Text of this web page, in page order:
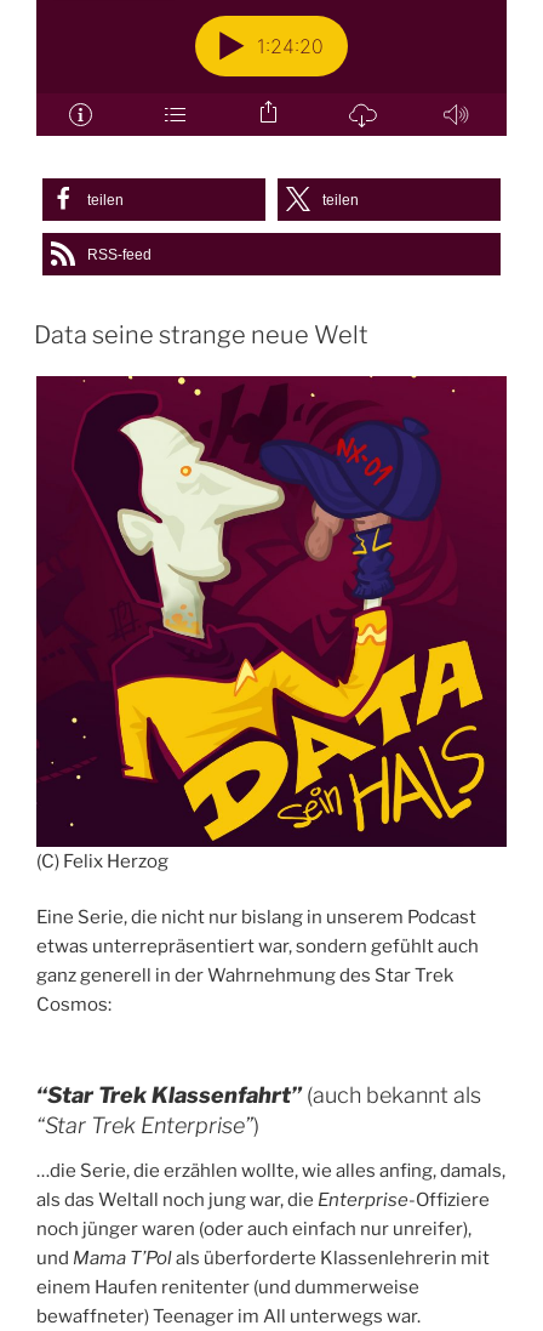
teilen teilen
RSS-feed
Data seine strange neue Welt
(C) Felix Herzog
Eine Serie, die nicht nur bislang in unserem Podcast
etwas unterrepräsentiert war, sondern gefühlt auch
ganz generell in der Wahrnehmung des Star Trek
Cosmos:
“Star Trek Klassenfahrt”(auch bekannt als
“Star Trek Enterprise”)
…die Serie, die erzählen wollte, wie alles anfing, damals,
als das Weltall noch jung war, die Enterprise-Offiziere
noch jünger waren (oder auch einfach nur unreifer),
und Mama T’Polals überforderte Klassenlehrerin mit
einem Haufen renitenter (und dummerweise
bewaffneter) Teenager im All unterwegs war.